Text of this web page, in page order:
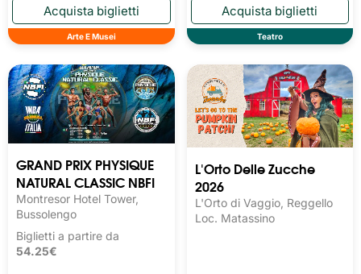
Arte E Musei Teatro
GRAND PRIX PHYSIQUE
NATURAL CLASSIC NBFI
Montresor Hotel Tower,
Bussolengo
Biglietti a partire da
54.25€
L'Orto Delle Zucche
2026
L'Orto di Vaggio, Reggello
Loc. Matassino